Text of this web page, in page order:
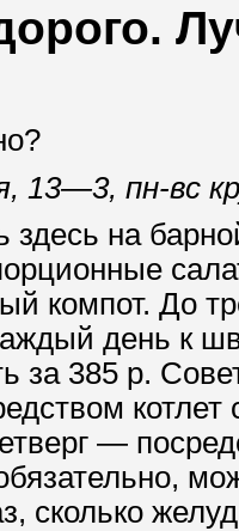
13—3, пн-вс
на
компот. До
день к
за 385 р.
—
сколько